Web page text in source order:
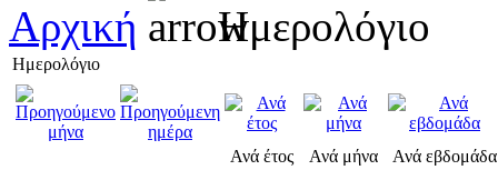
Αρχική Ημερολόγιο
Ημερολόγιο
Ανά έτος Ανά μήνα
Ανά εβδομάδα